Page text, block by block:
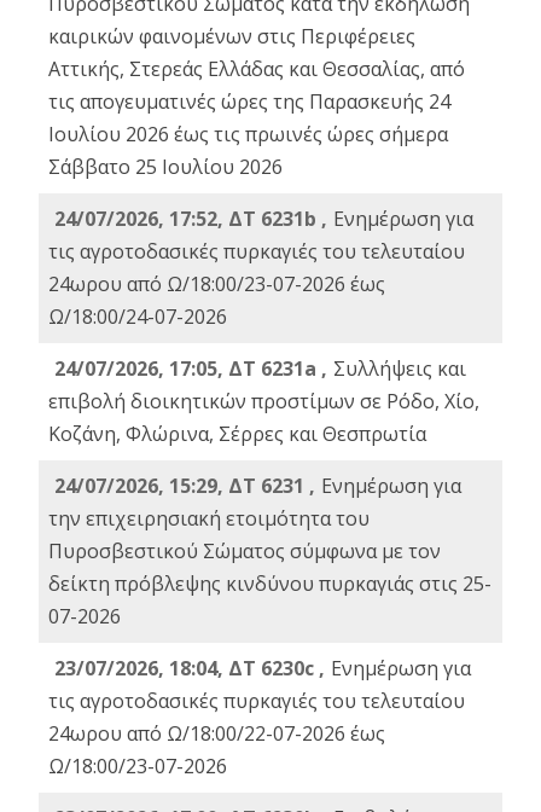
καιρικών φαινομένων στις Περιφέρειες
Αττικής, Στερεάς Ελλάδας και Θεσσαλίας, από
τις απογευματινές ώρες της Παρασκευής 24
Ιουλίου 2026 έως τις πρωινές ώρες σήμερα
Σάββατο 25 Ιουλίου 2026
24/07/2026, 17:52, ΔΤ 6231b , Ενημέρωση για
τις αγροτοδασικές πυρκαγιές του τελευταίου
24ωρου από Ω/18:00/23-07-2026 έως
Ω/18:00/24-07-2026
24/07/2026, 17:05, ΔΤ 6231a , Συλλήψεις και
επιβολή διοικητικών προστίμων σε Ρόδο, Χίο,
Κοζάνη, Φλώρινα, Σέρρες και Θεσπρωτία
24/07/2026, 15:29, ΔΤ 6231 , Ενημέρωση για
την επιχειρησιακή ετοιμότητα του
Πυροσβεστικού Σώματος σύμφωνα με τον
δείκτη πρόβλεψης κινδύνου πυρκαγιάς στις 25-
07-2026
23/07/2026, 18:04, ΔΤ 6230c , Ενημέρωση για
τις αγροτοδασικές πυρκαγιές του τελευταίου
24ωρου από Ω/18:00/22-07-2026 έως
Ω/18:00/23-07-2026